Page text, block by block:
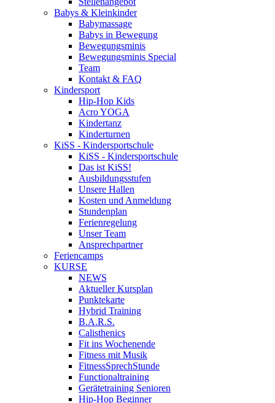
Babys & Kleinkinder
Babymassage
Babys in Bewegung
Bewegungsminis
Bewegungsminis Special
Team
Kontakt & FAQ
Kindersport
Hip-Hop Kids
Acro YOGA
Kindertanz
Kinderturnen
KiSS - Kindersportschule
KiSS - Kindersportschule
Das ist KiSS!
Ausbildungsstufen
Unsere Hallen
Kosten und Anmeldung
Stundenplan
Ferienregelung
Unser Team
Ansprechpartner
Feriencamps
KURSE
NEWS
Aktueller Kursplan
Punktekarte
Hybrid Training
B.A.R.S.
Calisthenics
Fit ins Wochenende
Fitness mit Musik
FitnessSprechStunde
Functionaltraining
Gerätetraining Senioren
Hip-Hop Beginner